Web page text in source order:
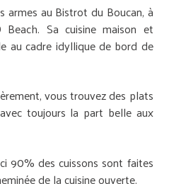
armes au Bistrot du Boucan, à
Sa cuisine maison et
au cadre idyllique de bord de
vous trouvez des plats
toujours la part belle aux
90% des cuissons sont faites
de la cuisine ouverte.